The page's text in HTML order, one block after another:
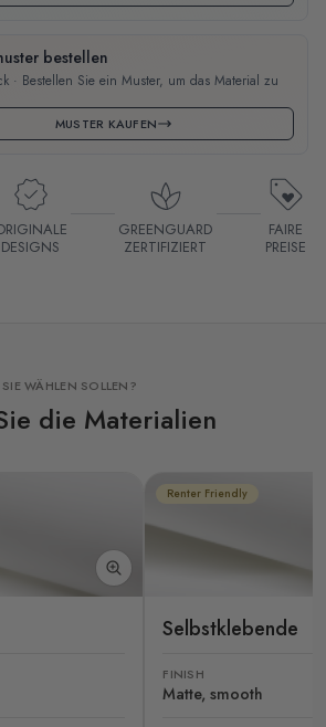
bestellen
· Bestellen Sie ein Muster, um das Material zu
MUSTER KAUFEN
DESIGNS
GREENGUARD
ZERTIFIZIERT
FAIRE
PREISE
WÄHLEN SOLLEN?
die Materialien
Renter Friendly
Selbstklebende
FINISH
Matte, smooth